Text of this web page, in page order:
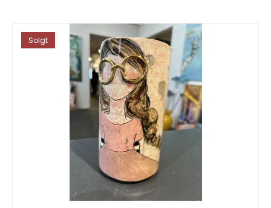
Solgt